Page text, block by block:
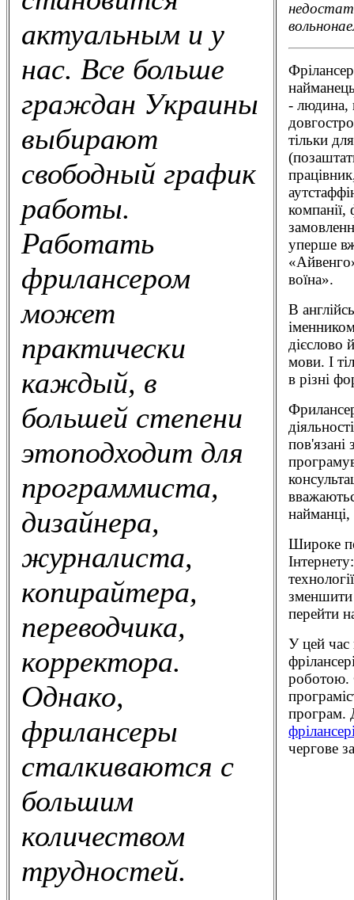
актуальным и у
нас. Все больше
граждан Украины
выбирают
свободный график
работы.
Работать
фрилансером
может
практически
каждый, в
большей степени
этоподходит для
программиста,
дизайнера,
журналиста,
копирайтера,
переводчика,
корректора.
Однако,
фрилансеры
сталкиваются с
большим
количеством
трудностей.
- людина,
тільки
уперше
воїна».
В
дієслово
мови. І
в різні
пов'язані
найманці,
Широке
зменшити
перейти
У цей час
роботою.
програм.
чергове